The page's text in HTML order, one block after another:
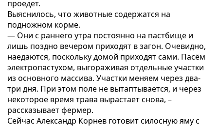
проедет.
Выяснилось, что животные содержатся на
подножном корме.
— Они с раннего утра постоянно на пастбище и
лишь поздно вечером приходят в загон. Очевидно,
наедаются, поскольку домой приходят сами. Пасём
электропастухом, выгораживая отдельные участки
из основного массива. Участки меняем через два-
три дня. При этом поле не вытаптывается, и через
некоторое время трава вырастает снова, –
рассказывает фермер.
Сейчас Александр Корнев готовит силосную яму с